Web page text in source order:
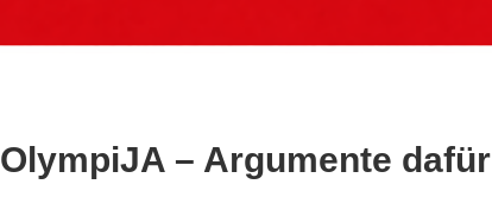
OlympiJA – Argumente dafür